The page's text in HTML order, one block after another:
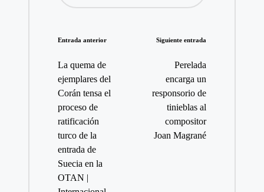
Navegación
de
entradas
Entrada anterior
La quema de
ejemplares del
Corán tensa el
proceso de
ratificación
turco de la
entrada de
Suecia en la
OTAN |
Siguiente entrada
Perelada
encarga un
responsorio de
tinieblas al
compositor
Joan Magrané